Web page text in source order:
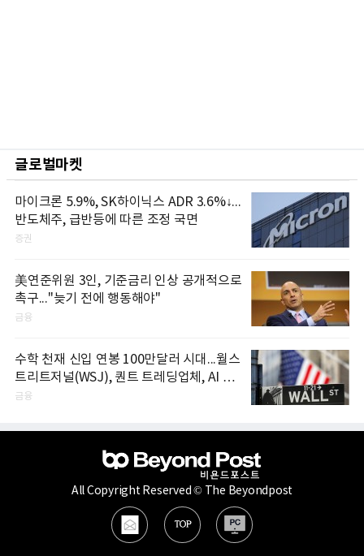
글로벌마켓
마이크론 5.9%, SK하이닉스 ADR 3.6%↓...
반도체주, 급반등에 따른 조정 국면
증권
美연준위원 3인, 기준금리 인상 공개적으로
촉구..."늦기 전에 행동해야"
금융
수학 천재 신입 연봉 100만달러 시대...월스
트리트저널(WSJ), 퀀트 트레딩업체, AI 기
업들 인재 확보 경쟁
금융
All Copyright Reserved © The Beyondpost